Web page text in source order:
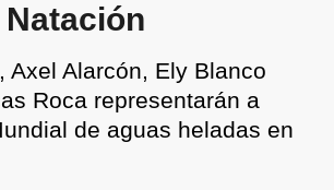
Axel Alarcón, Ely Blanco
Roca representarán a
de aguas heladas en